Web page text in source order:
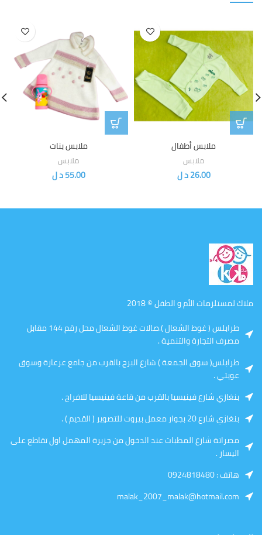
ملابس أطفال
ملابس
26.00د ل
ملابس بنات
ملابس
55.00د ل
ملاك لمستلزمات الأم و الطفل © 2018
طرابلس ( غوط الشعال ).صالات غوط الشعال محل رقم 144 مقابل
مصرف التجارة والتنمية .
طرابلس( سوق الجمعة ) شارع البرج بالقرب من جامع عرعارة وسوق
عويتي .
بنغازي شارع فينيسيا بالقرب من قاعة فينيسيا للافراح .
بنغازي شارع 20 بجوار معمل بيروت للتصوير ( القديم ) .
مصراتة شارع المطبات عند الدخول من جزيرة المهمل اول تقاطع على
اليسار .
هاتف : 0924818480
malak_2007_malak@hotmail.com